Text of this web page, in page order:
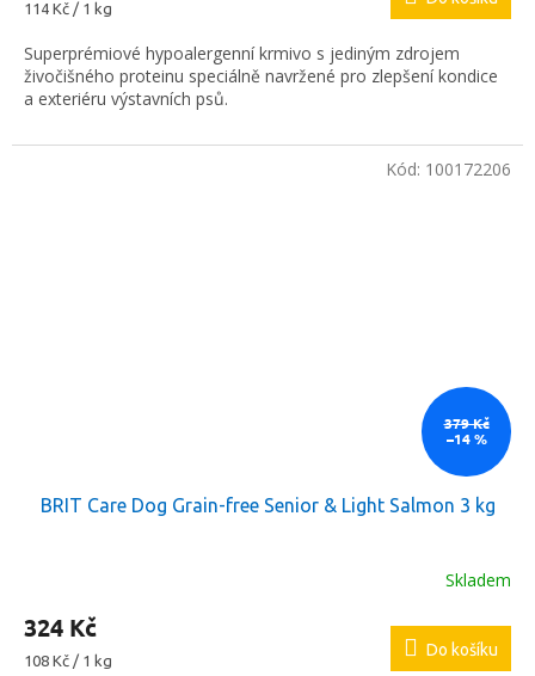
Měrná
114 Kč / 1 kg
Superprémiové hypoalergenní krmivo s jediným zdrojem
živočišného proteinu speciálně navržené pro zlepšení kondice
a exteriéru výstavních psů.
379 Kč
–14 %
BRIT Care Dog Grain-free Senior & Light Salmon 3 kg
Skladem
324 Kč
Měrná
108 Kč / 1 kg
Do košíku
Kód: 100172206